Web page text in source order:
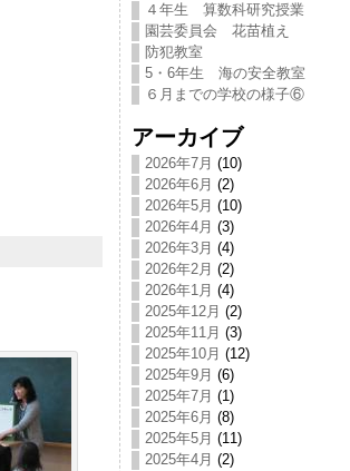
４年生 算数科研究授業
園芸委員会 花苗植え
防犯教室
5・6年生 海の安全教室
６月までの学校の様子⑥
アーカイブ
2026年7月 (10)
2026年6月 (2)
2026年5月 (10)
2026年4月 (3)
2026年3月 (4)
2026年2月 (2)
2026年1月 (4)
2025年12月 (2)
2025年11月 (3)
2025年10月 (12)
2025年9月 (6)
2025年7月 (1)
2025年6月 (8)
2025年5月 (11)
2025年4月 (2)